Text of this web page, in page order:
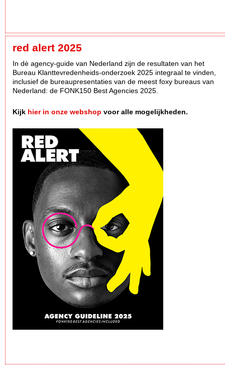
red alert 2025
In dè agency-guide van Nederland zijn de resultaten van het
Bureau Klanttevredenheids-onderzoek 2025 integraal te vinden,
inclusief de bureaupresentaties van de meest foxy bureaus van
Nederland: de FONK150 Best Agencies 2025.
Kijk hier in onze webshop voor alle mogelijkheden.